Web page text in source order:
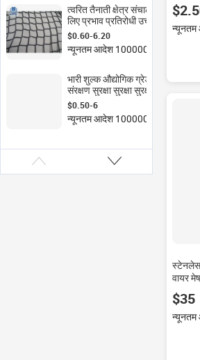
त्वरित तैनाती क्षेत्र संचालन के
लिए प्रभाव प्रतिरोधी उच्च
प्रदर्शन सुरक्षा नेटवर्क
$0.60-6.20
न्यूनतम आदेश 100000 वर्ग मीटर
भारी शुल्क औद्योगिक ग्रेड उव
संरक्षण सुरक्षा सुरक्षा सुरक्षा
$0.50-6
न्यूनतम आदेश 100000 वर्ग मीटर
न्यूनतम
स्टेनलेस
वायर मेष
$35
न्यूनतम